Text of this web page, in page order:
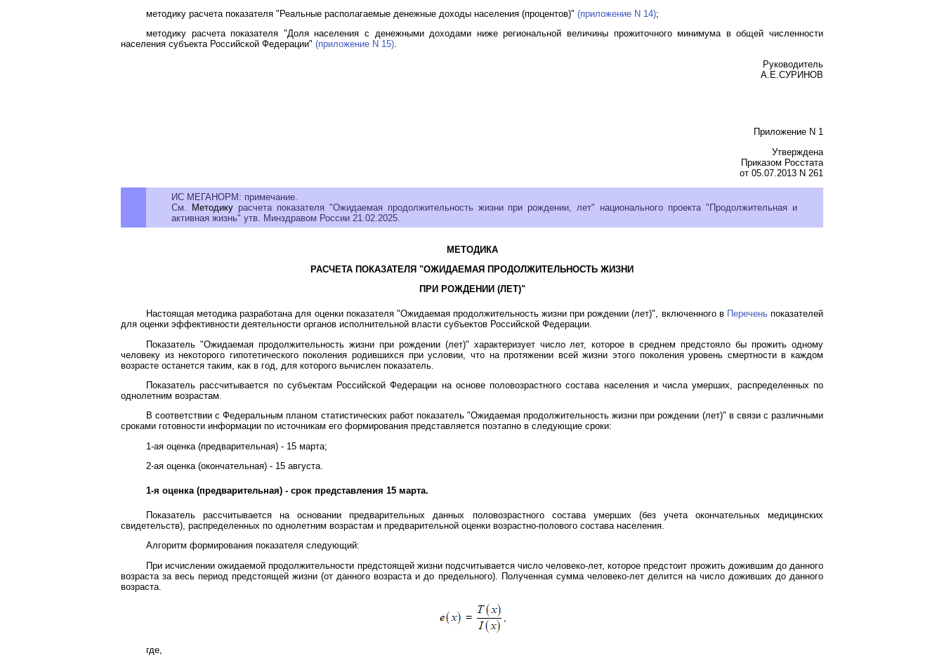
методику расчета показателя "Реальные располагаемые денежные доходы населения (процентов)" (приложение N 14);
методику расчета показателя "Доля населения с денежными доходами ниже региональной величины прожиточного минимума в общей численности
населения субъекта Российской Федерации" (приложение N 15).
Руководитель
А.Е.СУРИНОВ
Приложение N 1
Утверждена
Приказом Росстата
от 05.07.2013 N 261
ИС МЕГАНОРМ: примечание.
См.
Методикурасчета показателя "Ожидаемая продолжительность жизни при рождении, лет" национального проекта "Продолжительная и
активная жизнь" утв. Минздравом России 21.02.2025.
МЕТОДИКА
РАСЧЕТА ПОКАЗАТЕЛЯ "ОЖИДАЕМАЯ ПРОДОЛЖИТЕЛЬНОСТЬ ЖИЗНИ
ПРИ РОЖДЕНИИ (ЛЕТ)"
Настоящая методика разработана для оценки показателя "Ожидаемая продолжительность жизни при рождении (лет)", включенного в Переченьпоказателей
для оценки эффективности деятельности органов исполнительной власти субъектов Российской Федерации.
Показатель "Ожидаемая продолжительность жизни при рождении (лет)" характеризует число лет, которое в среднем предстояло бы прожить одному
человеку из некоторого гипотетического поколения родившихся при условии, что на протяжении всей жизни этого поколения уровень смертности в каждом
возрасте останется таким, как в год, для которого вычислен показатель.
Показатель рассчитывается по субъектам Российской Федерации на основе половозрастного состава населения и числа умерших, распределенных по
однолетним возрастам.
В соответствии с Федеральным планом статистических работ показатель "Ожидаемая продолжительность жизни при рождении (лет)" в связи с различными
сроками готовности информации по источникам его формирования представляется поэтапно в следующие сроки:
1-ая оценка (предварительная) - 15 марта;
2-ая оценка (окончательная) - 15 августа.
1-я оценка (предварительная) - срок представления 15 марта.
Показатель рассчитывается на основании предварительных данных половозрастного состава умерших (без учета окончательных медицинских
свидетельств), распределенных по однолетним возрастам и предварительной оценки возрастно-полового состава населения.
Алгоритм формирования показателя следующий:
При исчислении ожидаемой продолжительности предстоящей жизни подсчитывается число человеко-лет, которое предстоит прожить дожившим до данного
возраста за весь период предстоящей жизни (от данного возраста и до предельного). Полученная сумма человеко-лет делится на число доживших до данного
возраста.
,
где,